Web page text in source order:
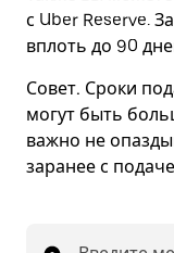
с Uber Reserve.
вплоть до 90
Совет. Сроки
могут быть
важно не
заранее с